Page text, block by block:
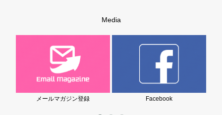
Media
ルマガジン登録